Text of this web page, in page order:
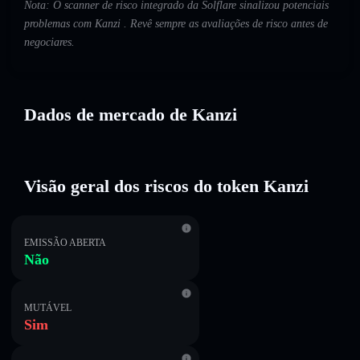
Nota: O scanner de risco integrado da Solflare sinalizou potenciais
problemas com Kanzi . Revê sempre as avaliações de risco antes de
negociares.
Dados de mercado de Kanzi
Visão geral dos riscos do token Kanzi
EMISSÃO ABERTA
Não
MUTÁVEL
Sim